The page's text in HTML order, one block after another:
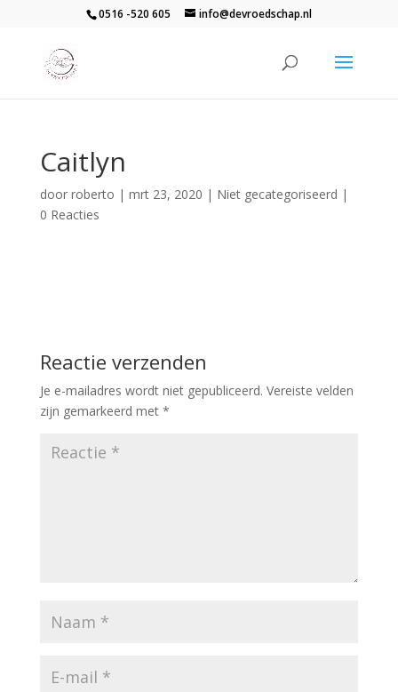
0516 -520 605 info@devroedschap.nl
Caitlyn
door roberto | mrt 23, 2020 | Niet gecategoriseerd |
0 Reacties
Reactie verzenden
Je e-mailadres wordt niet gepubliceerd. Vereiste velden
zijn gemarkeerd met *